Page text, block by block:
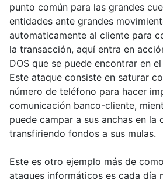
punto común para las grandes
entidades ante grandes
automaticamente al cliente para
la transacción, aquí entra en
DOS que se puede encontrar en
Este ataque consiste en saturar
número de teléfono para hacer
comunicación banco-cliente,
puede campar a sus anchas en la
transfiriendo fondos a sus mulas.
Este es otro ejemplo más de
ataques informáticos es cada día